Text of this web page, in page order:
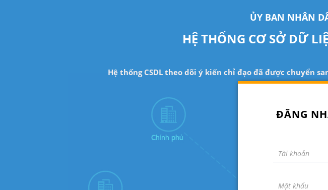
ỦY BAN NHÂN
HỆ THỐNG CƠ SỞ DỮ
Hệ thống CSDL theo dõi ý kiến chỉ đạo đã được chuyển
ĐĂNG